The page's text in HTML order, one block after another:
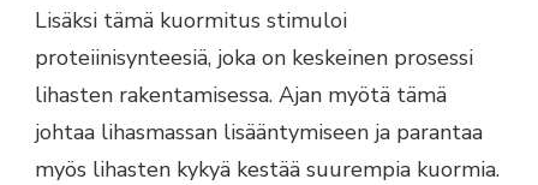
Lisäksi tämä kuormitus stimuloi
proteiinisynteesiä, joka on keskeinen prosessi
lihasten rakentamisessa. Ajan myötä tämä
johtaa lihasmassan lisääntymiseen ja parantaa
myös lihasten kykyä kestää suurempia kuormia.